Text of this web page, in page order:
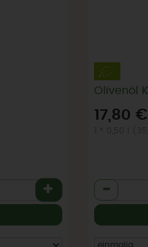
17,80 €
Anzahl